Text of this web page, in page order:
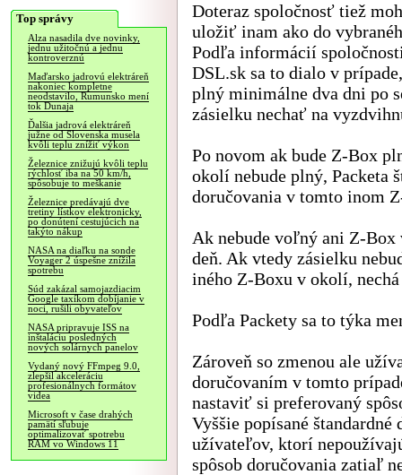
Top správy
Alza nasadila dve novinky,
jednu užitočnú a jednu
kontroverznú
Maďarsko jadrovú elektráreň
nakoniec kompletne
neodstavilo, Rumunsko mení
tok Dunaja
Ďalšia jadrová elektráreň
južne od Slovenska musela
kvôli teplu znížiť výkon
Železnice znižujú kvôli teplu
rýchlosť iba na 50 km/h,
spôsobuje to meškanie
Železnice predávajú dve
tretiny lístkov elektronicky,
po donútení cestujúcich na
takýto nákup
NASA na diaľku na sonde
Voyager 2 úspešne znížila
spotrebu
Súd zakázal samojazdiacim
Google taxíkom dobíjanie v
noci, rušili obyvateľov
NASA pripravuje ISS na
inštaláciu posledných
nových solárnych panelov
Vydaný nový FFmpeg 9.0,
zlepšil akceleráciu
profesionálnych formátov
videa
Microsoft v čase drahých
pamätí sľubuje
optimalizovať spotrebu
RAM vo Windows 11
Doteraz spoločnosť tiež
uložiť inam ako do
Podľa informácií
DSL.sk sa to dialo v
plný minimálne dva dni po
zásielku nechať na
Po novom ak bude Z-Box
okolí nebude plný, Packeta
doručovania v tomto inom
Ak nebude voľný ani Z-
deň. Ak vtedy zásielku
iného Z-Boxu v okolí,
Podľa Packety sa to týka
Zároveň so zmenou ale
doručovaním v tomto
nastaviť si preferovaný
Vyššie popísané
užívateľov, ktorí
spôsob doručovania zatiaľ